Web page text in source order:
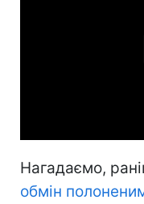
Нагадаємо,
обмін